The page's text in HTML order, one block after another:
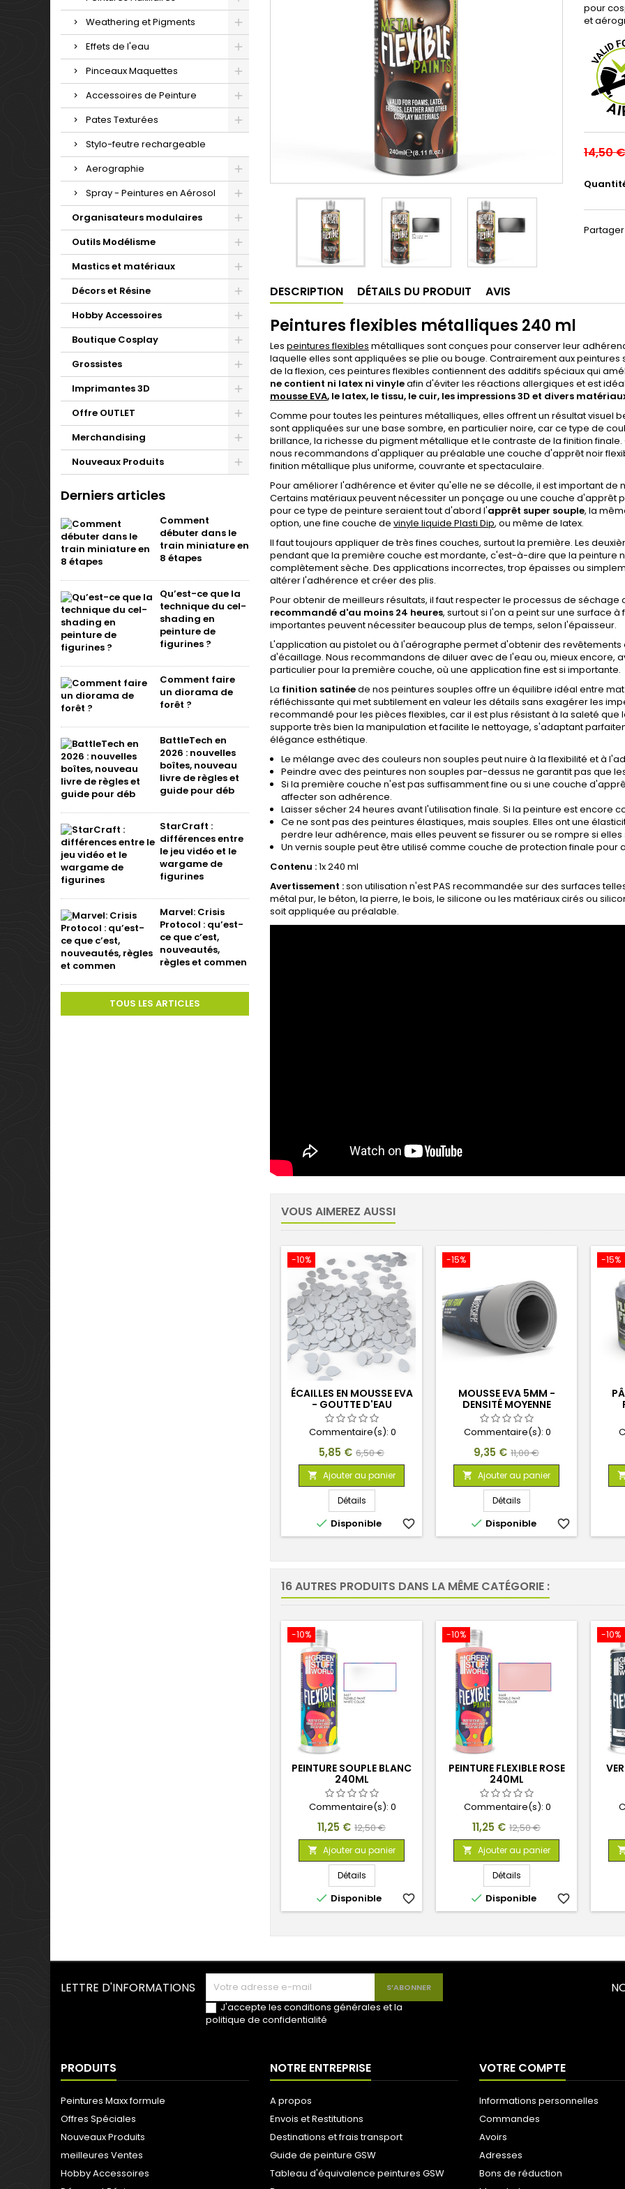
Weathering et Pigments
Effets de l'eau
Pinceaux Maquettes
Accessoires de Peinture
Pates Texturées
Stylo-feutre rechargeable
Aerographie
Spray - Peintures en Aérosol
Organisateurs modulaires
Outils Modélisme
Mastics et matériaux
Décors et Résine
Hobby Accessoires
Boutique Cosplay
Grossistes
Imprimantes 3D
Offre OUTLET
Merchandising
Nouveaux Produits
Derniers articles
Comment
débuter dans le
train miniature en
8 étapes
Qu’est-ce que la
technique du cel-
shading en
peinture de
figurines ?
Comment faire
un diorama de
forêt ?
BattleTech en
2026 : nouvelles
boîtes, nouveau
livre de règles et
guide pour déb
StarCraft :
différences entre
le jeu vidéo et le
wargame de
figurines
Marvel: Crisis
Protocol : qu’est-
ce que c’est,
nouveautés,
règles et commen
TOUS LES ARTICLES
pour
et
14,50 €
Partager
DESCRIPTION DÉTAILS DU PRODUIT AVIS
Peintures flexibles métalliques 240 ml
Les peintures flexibles métalliques sont conçues pour conserver leur
laquelle elles sont appliquées se plie ou bouge. Contrairement aux
de la flexion, ces peintures flexibles contiennent des additifs spéciaux qui
ne contient ni latex ni vinyleafin d'éviter les réactions allergiques et est
mousse EVA, le latex, le tissu, le cuir, les impressions 3D et divers
Comme pour toutes les peintures métalliques, elles offrent un résultat visuel
sont appliquées sur une base sombre, en particulier noire, car ce type de
brillance, la richesse du pigment métallique et le contraste de la finition
nous recommandons d'appliquer au préalable une couche d'apprêt noir
finition métallique plus uniforme, couvrante et spectaculaire.
Pour améliorer l'adhérence et éviter qu'elle ne se décolle, il est important
Certains matériaux peuvent nécessiter un ponçage ou une couche d'apprêt
pour ce type de peinture seraient tout d'abord l'apprêt super souple, la
option, une fine couche de vinyle liquide Plasti Dip, ou même de latex.
Il faut toujours appliquer de très fines couches, surtout la première. Les
pendant que la première couche est mordante, c'est-à-dire que la peinture
complètement sèche. Des applications incorrectes, trop épaisses ou
altérer l'adhérence et créer des plis.
Pour obtenir de meilleurs résultats, il faut respecter le processus de séchage
recommandé d'au moins 24 heures, surtout si l'on a peint sur une surface
importantes peuvent nécessiter beaucoup plus de temps, selon l'épaisseur.
L'application au pistolet ou à l'aérographe permet d'obtenir des
d'écaillage. Nous recommandons de diluer avec de l'eau ou, mieux encore,
particulier pour la première couche, où une application fine est si importante.
La finition satinéede nos peintures souples offre un équilibre idéal entre
réfléchissante qui met subtilement en valeur les détails sans exagérer les
recommandé pour les pièces flexibles, car il est plus résistant à la saleté
supporte très bien la manipulation et facilite le nettoyage, s'adaptant
élégance esthétique.
Le mélange avec des couleurs non souples peut nuire à la flexibilité et à
Peindre avec des peintures non souples par-dessus ne garantit pas que
Si la première couche n'est pas suffisamment fine ou si une couche
affecter son adhérence.
Laisser sécher 24 heures avant l'utilisation finale. Si la peinture est encore
Ce ne sont pas des peintures élastiques, mais souples. Elles ont une
perdre leur adhérence, mais elles peuvent se fissurer ou se rompre si
Un vernis souple peut être utilisé comme couche de protection finale pour
Contenu :1x 240 ml
Avertissement :son utilisation n'est PAS recommandée sur des surfaces
métal pur, le béton, la pierre, le bois, le silicone ou les matériaux cirés ou
soit appliquée au préalable.
VOUS AIMEREZ AUSSI
-10%
ÉCAILLES EN MOUSSE EVA
- GOUTTE D'EAU
Commentaire(s): 0
Prix
5,85 € Prix
de
base
6,50 €
 Ajouter au panier
Détails
 Disponible favorite_border
-15%
MOUSSE EVA 5MM -
DENSITÉ MOYENNE
Commentaire(s): 0
Prix
9,35 € Prix
de
base
11,00 €
 Ajouter au panier
Détails
 Disponible favorite_border
-15%
16 AUTRES PRODUITS DANS LA MÊME CATÉGORIE :
-10%
PEINTURE SOUPLE BLANC
240ML
Commentaire(s): 0
Prix
11,25 € Prix
de
base
12,50 €
 Ajouter au panier
Détails
 Disponible favorite_border
-10%
PEINTURE FLEXIBLE ROSE
240ML
Commentaire(s): 0
Prix
11,25 € Prix
de
base
12,50 €
 Ajouter au panier
Détails
 Disponible favorite_border
-10%
LETTRE D'INFORMATIONS
J'accepte les conditions générales et la
politique de confidentialité
PRODUITS
Peintures Maxx formule
Offres Spéciales
Nouveaux Produits
meilleures Ventes
Hobby Accessoires
NOTRE ENTREPRISE
A propos
Envois et Restitutions
Destinations et frais transport
Guide de peinture GSW
Tableau d'équivalence peintures GSW
VOTRE COMPTE
Informations personnelles
Commandes
Avoirs
Adresses
Bons de réduction